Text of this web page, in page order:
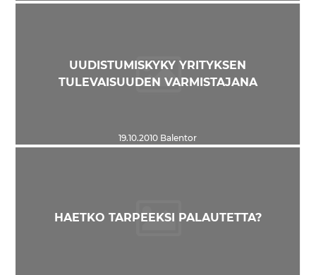
UUDISTUMISKYKY YRITYKSEN
TULEVAISUUDEN VARMISTAJANA
19.10.2010 Balentor
HAETKO TARPEEKSI PALAUTETTA?